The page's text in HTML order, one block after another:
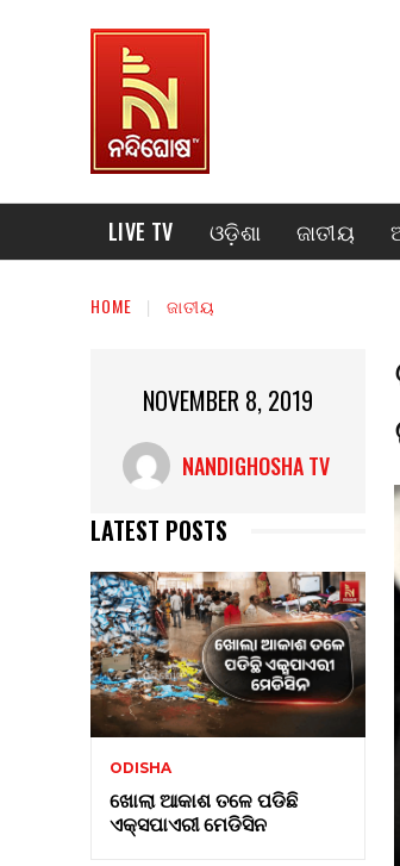
LIVE TV ଓଡ଼ିଶା ଜାତୀୟ
HOME ଜାତୀୟ
NOVEMBER 8, 2019
NANDIGHOSHA TV
LATEST POSTS
ODISHA
ଖୋଲା ଆକାଶ ତଳେ ପଡିଛି
ଏକ୍ସପାଏରୀ ମେଡିସିନ